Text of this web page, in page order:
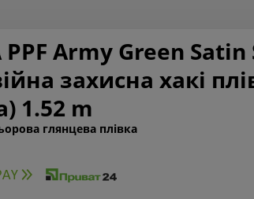
PPF Army Green Satin
захисна хакі
1.52 m
глянцева плівка